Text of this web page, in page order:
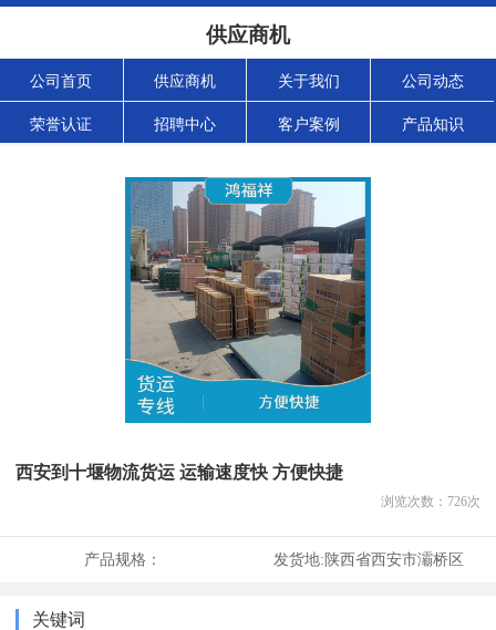
供应商机
公司首页 供应商机 关于我们 公司动态
荣誉认证 招聘中心 客户案例 产品知识
西安到十堰物流货运 运输速度快 方便快捷
浏览次数： 726次
产品规格： 发货地:陕西省西安市灞桥区
关键词